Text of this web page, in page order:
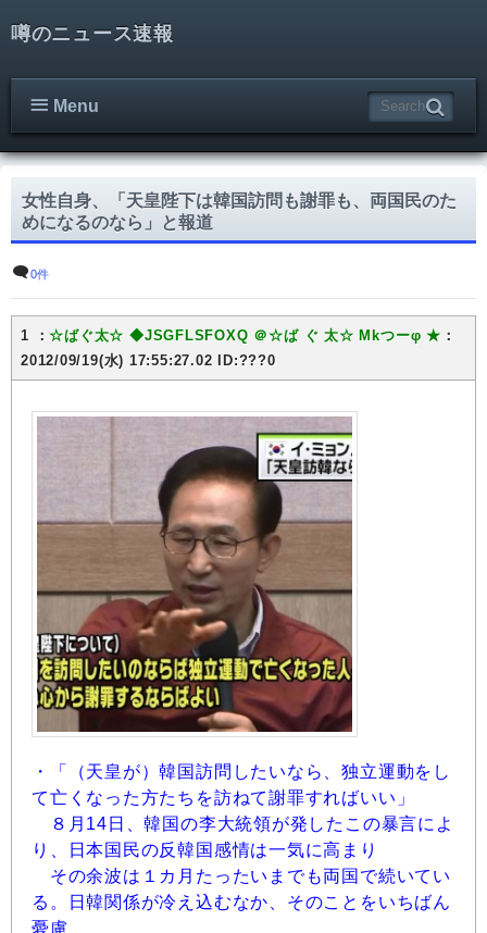
噂のニュース速報
Menu
女性自身、「天皇陛下は韓国訪問も謝罪も、両国民のた
めになるのなら」と報道
0件
1 ：☆ばぐ太☆◆JSGFLSFOXQ ＠☆ば ぐ 太☆ Mkつーφ ★ ：
2012/09/19(水) 17:55:27.02 ID:???0
・「（天皇が）韓国訪問したいなら、独立運動をし
て亡くなった方たちを訪ねて謝罪すればいい」
８月14日、韓国の李大統領が発したこの暴言によ
り、日本国民の反韓国感情は一気に高まり
その余波は１カ月たったいまでも両国で続いてい
る。日韓関係が冷え込むなか、そのことをいちばん
憂慮